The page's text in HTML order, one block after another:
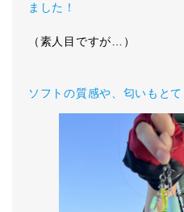
ました！
（素人目ですが…）
ソフトの質感や、匂いもと